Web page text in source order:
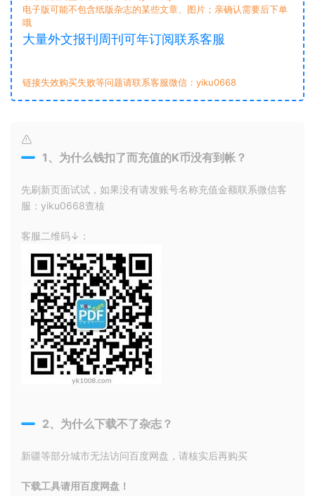
电子版可能不包含纸版杂志的某些文章、图片；亲确认需要后下单
哦
大量外文报刊周刊可年订阅联系客服
链接失效购买失败等问题请联系客服微信：yiku0668
1、为什么钱扣了而充值的K币没有到帐？
先刷新页面试试，如果没有请发账号名称充值金额联系微信客
服：yiku0668查核
客服二维码↓：
2、为什么下载不了杂志？
新疆等部分城市无法访问百度网盘，请核实后再购买
下载工具请用百度网盘！